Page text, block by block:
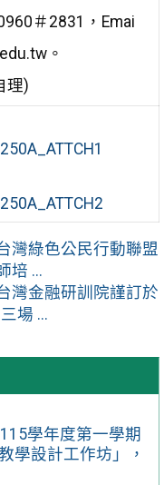
學年度第一學期
學設計工作坊」，
＃2831，Emai
。
理)
灣綠色公民行動聯盟
培 ...
灣金融研訓院謹訂於
場 ...